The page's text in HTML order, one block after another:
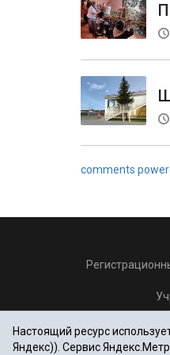
comments
Настоящий ресурс
Яндекс)). Сервис